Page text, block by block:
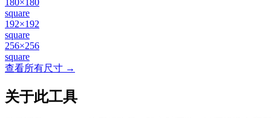
square
192×192
square
256×256
square
查看所有尺寸 →
关于此工具